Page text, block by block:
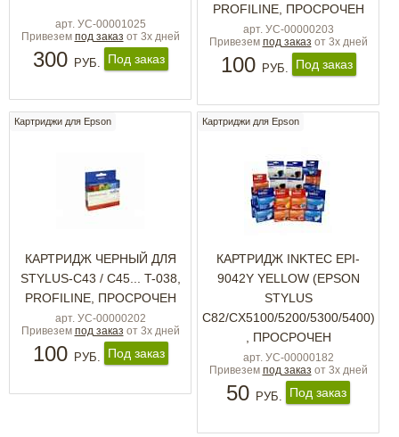
арт. УС-00001025
Привезем под заказ от 3х дней
300 РУБ. Под заказ
PROFILINE, ПРОСРОЧЕН
арт. УС-00000203
Привезем под заказ от 3х дней
100 РУБ. Под заказ
Картриджи для Epson
КАРТРИДЖ ЧЕРНЫЙ ДЛЯ
STYLUS-C43 / C45... T-038,
PROFILINE, ПРОСРОЧЕН
арт. УС-00000202
Привезем под заказ от 3х дней
100 РУБ. Под заказ
Картриджи для Epson
КАРТРИДЖ INKTEC EPI-
9042Y YELLOW (EPSON
STYLUS
C82/CX5100/5200/5300/5400)
, ПРОСРОЧЕН
арт. УС-00000182
Привезем под заказ от 3х дней
50 РУБ. Под заказ